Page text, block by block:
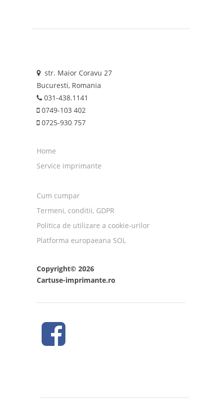
str. Maior Coravu 27
Bucuresti, Romania
031-438.1141
0749-103 402
0725-930 757
Home
Service imprimante
Cum cumpar
Termeni, conditii, GDPR
Politica de utilizare a cookie-urilor
Platforma europaeana SOL
Copyright© 2026
Cartuse-imprimante.ro